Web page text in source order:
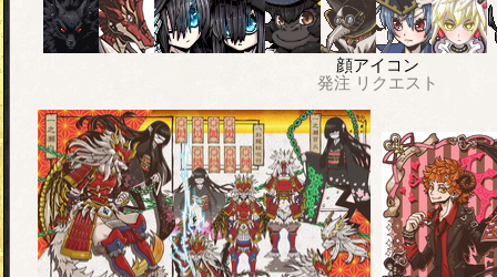
顔アイコン
発注 リクエスト